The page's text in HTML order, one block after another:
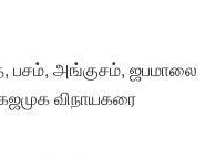
பசம், அங்குசம், ஜபமாலை
விநாயகரை